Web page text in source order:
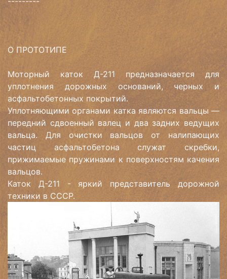
О ПРОТОТИПЕ
Моторный каток Д-211 предназначается для
уплотнения дорожных оснований, черных и
асфальтобетонных покрытий.
Уплотняющими органами катка являются вальцы —
передний сдвоенный валец и два задних ведущих
вальца. Для очистки вальцов от налипающих
частиц асфальтобетона служат скребки,
прижимаемые пружинами к поверхностям качения
вальцов.
Каток Д-211 - яркий представитель дорожной
техники в СССР.